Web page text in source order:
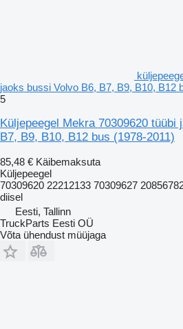
jaoks bussi Volvo B6, B7, B9, B10, B12
5
Küljepeegel Mekra 70309620 tüübi
B7, B9, B10, B12 bus (1978-2011)
85,48 € Käibemaksuta
Küljepeegel
70309620 22212133 70309627
diisel
Eesti, Tallinn
TruckParts Eesti OÜ
Võta ühendust müüjaga